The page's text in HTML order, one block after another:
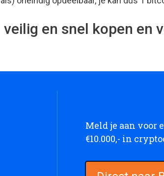
en snel kopen en
Meld je aan voor
€10.000,- in